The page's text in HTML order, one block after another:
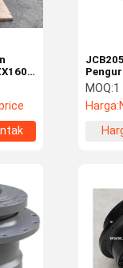
Track
Drive
MOQ:1
Harga: